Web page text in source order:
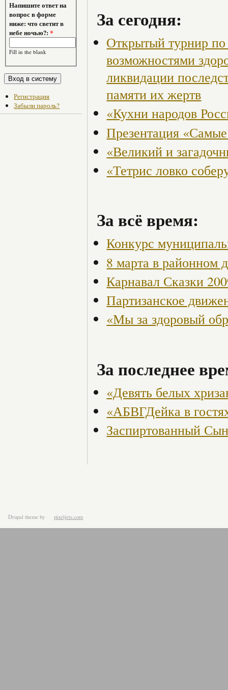
Напишите ответ на
вопрос в форме
ниже: что светит в
небе ночью?:*
Fill in the blank
Регистрация
Забыли пароль?
За сегодня:
Открытый турнир
возможностями
ликвидации
памяти их жертв
«Кухни народов
Презентация
«Великий и
«Тетрис ловко
За всё время:
Конкурс
8 марта в районном
Карнавал Сказки
Партизанское
«Мы за здоровый
За последнее
«Девять белых
«АБВГДейка в
Заспиртованный
Drupal theme by pixeljets.com